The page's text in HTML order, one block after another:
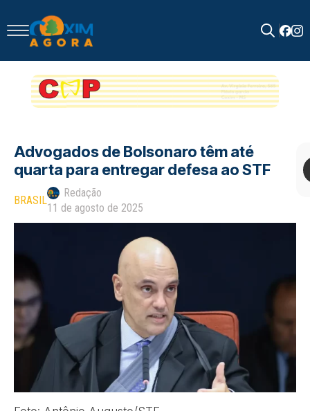
for:
Advogados de Bolsonaro têm até
quarta para entregar defesa ao STF
BRASIL
Redação
11 de agosto de 2025